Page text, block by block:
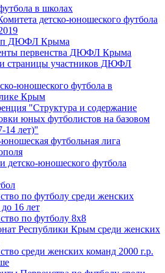
в школах
детско-юношеского футбола
ДЮФЛ Крыма
первенства ДЮФЛ Крыма
страницы участников ДЮФЛ
юношеского футбола в
Крым
"Структура и содержание
юных футболистов на базовом
14 лет)"
юношеская футбольная лига
детско-юношеского футбола
по футболу среди женских
16 лет
по футболу 8х8
Республики Крым среди женских
среди женских команд 2000 г.р.